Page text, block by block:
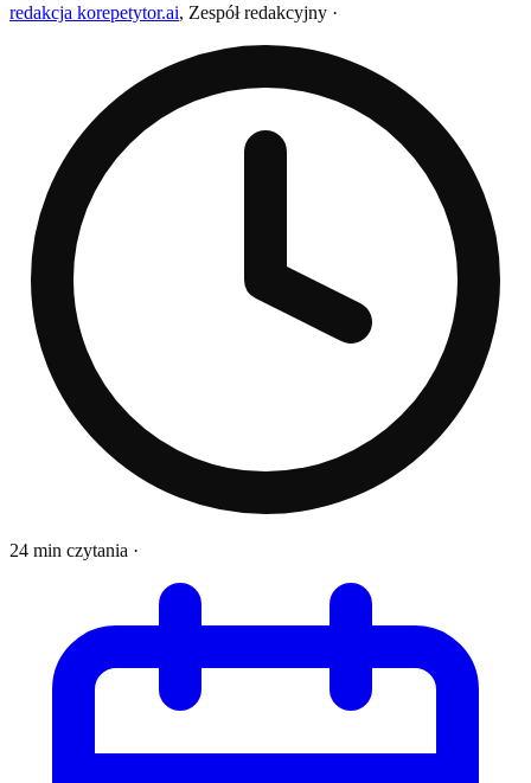
redakcja korepetytor.ai, Zespół redakcyjny ·
24 min czytania ·